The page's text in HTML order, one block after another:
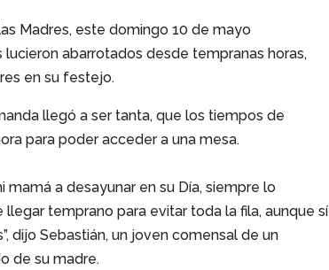
Madres, este domingo 10 de mayo
abarrotados desde tempranas horas,
en su festejo.
llegó a ser tanta, que los tiempos de
para poder acceder a una mesa.
mamá a desayunar en su Día, siempre lo
temprano para evitar toda la fila, aunque sí
dijo Sebastián, un joven comensal de un
de su madre.